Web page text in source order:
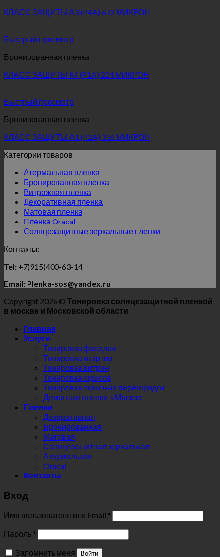
КЛАСС ЗАЩИТЫ А3 (P4A) 672 МИКРОН
Быстрый просмотр
Бронированная пленка
КЛАСС ЗАЩИТЫ К4 (P1A) 224 МИКРОН
Быстрый просмотр
Бронированная пленка
КЛАСС ЗАЩИТЫ А1 (P2A) 336 МИКРОН
Категории товаров
Атермальная пленка
Бронированная пленка
Витражная пленка
Декоративная пленка
Матовая пленка
Пленка Oracal
Солнцезащитные зеркальные пленки
Контакты:
Tel: +7(915)400-63-14
Email: Plenka-sos@yandex.ru
Copyright 2026 © Тонировка солнцезащитной пленкой
в москве и Московской области
Главная
Услуги
Тонировка фасадов
Тонировка квартир
Тонировка витрин
Тонировка офисов
Тонировка офисных перегородок
Демонтаж пленки в Москве
Пленки
Декоративная
Бронированная
Матовая
Солнцезащитная зеркальная
Атермальная
Oracal
Контакты
Вход
Имя пользователя или Email *
Пароль *
Запомнить меня
Войти